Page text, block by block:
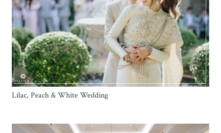
Lilac, Peach & White Wedding